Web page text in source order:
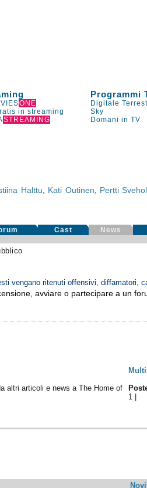
Programmi
ONE Digitale
in streaming Sky
STREAMING Domani in TV
Halttu Kati Outinen Pertti
Cast News
vengano ritenuti offensivi, diffamatori,
avviare o partecipare a un
altri articoli e news a The Home of
1